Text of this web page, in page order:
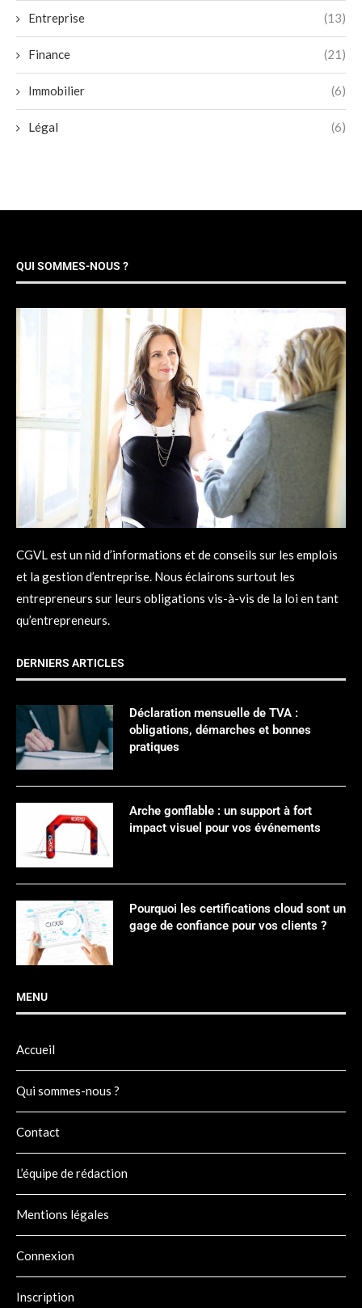
Entreprise (13)
Finance (21)
Immobilier (6)
Légal (6)
QUI SOMMES-NOUS ?
CGVL est un nid d’informations et de conseils sur les emplois
et la gestion d’entreprise. Nous éclairons surtout les
entrepreneurs sur leurs obligations vis-à-vis de la loi en tant
qu’entrepreneurs.
DERNIERS ARTICLES
Déclaration mensuelle de TVA :
obligations, démarches et bonnes
pratiques
Arche gonflable : un support à fort
impact visuel pour vos événements
Pourquoi les certifications cloud sont un
gage de confiance pour vos clients ?
MENU
Accueil
Qui sommes-nous ?
Contact
L’équipe de rédaction
Mentions légales
Connexion
Inscription